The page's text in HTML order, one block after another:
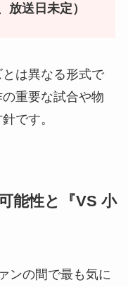
放送日未定）
は異なる形式で
重要な試合や物
です。
能性と『VS 小
ンの間で最も気に